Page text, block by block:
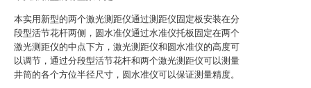
本实用新型的两个激光测距仪通过测距仪固定板安装在分
段型活节花杆两侧，圆水准仪通过水准仪托板固定在两个
激光测距仪的中点下方，激光测距仪和圆水准仪的高度可
以调节，通过分段型活节花杆和两个激光测距仪可以测量
井筒的各个方位半径尺寸，圆水准仪可以保证测量精度。